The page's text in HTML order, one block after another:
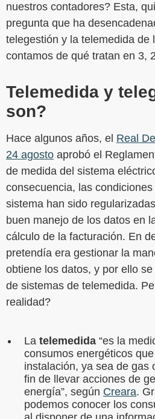
nuestros contadores? Esta,
pregunta que ha
telegestión y la telemedida de
contamos de qué tratan en 3,
Telemedida y
son?
Hace algunos años, el Real
24 agosto aprobó el
de medida del sistema
consecuencia, las
sistema han sido
buen manejo de los datos en
cálculo de la facturación. En
pretendía era gestionar la
obtiene los datos, y por ello
de sistemas de telemedida.
realidad?
La telemedida “es la
consumos energéticos
instalación, ya sea de gas
fin de llevar acciones de
energía”, según Creara.
podemos conocer los